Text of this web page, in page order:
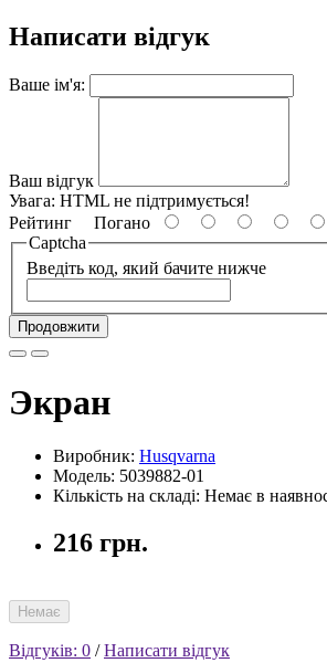
Написати відгук
Ваше ім'я:
Ваш відгук
Увага: HTML не підтримується!
Рейтинг Погано
Captcha
Введіть код, який бачите нижче
Продовжити
Экран
Виробник: Husqvarna
Модель: 5039882-01
Кількість на складі: Немає в
216 грн.
Немає
Відгуків: 0 /Написати відгук